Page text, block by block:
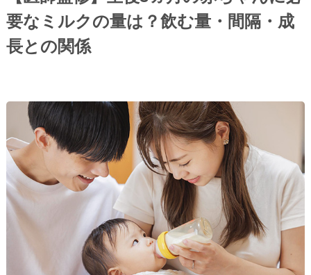
要なミルクの量は？飲む量・間隔・成
長との関係